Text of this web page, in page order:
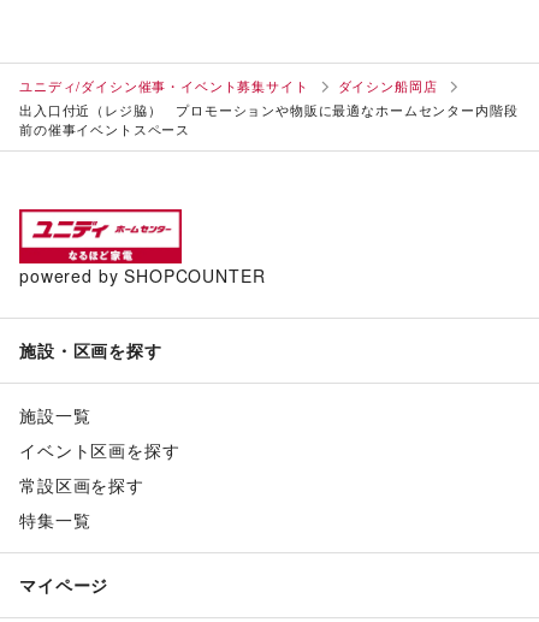
ユニディ/ダイシン催事・イベント募集サイト
ダイシン船岡店
出入口付近（レジ脇） プロモーションや物販に最適なホームセンター内階段
前の催事イベントスペース
powered by SHOPCOUNTER
施設・区画を探す
施設一覧
イベント区画を探す
常設区画を探す
特集一覧
マイページ